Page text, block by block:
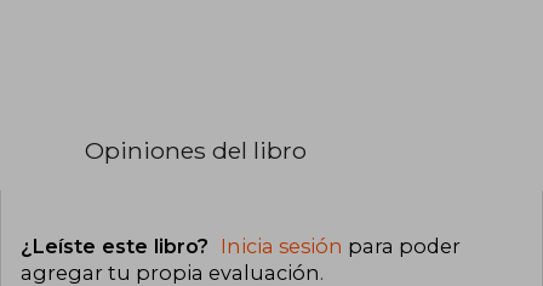
Opiniones del libro
¿Leíste este libro? Inicia sesión para poder
agregar tu propia evaluación.